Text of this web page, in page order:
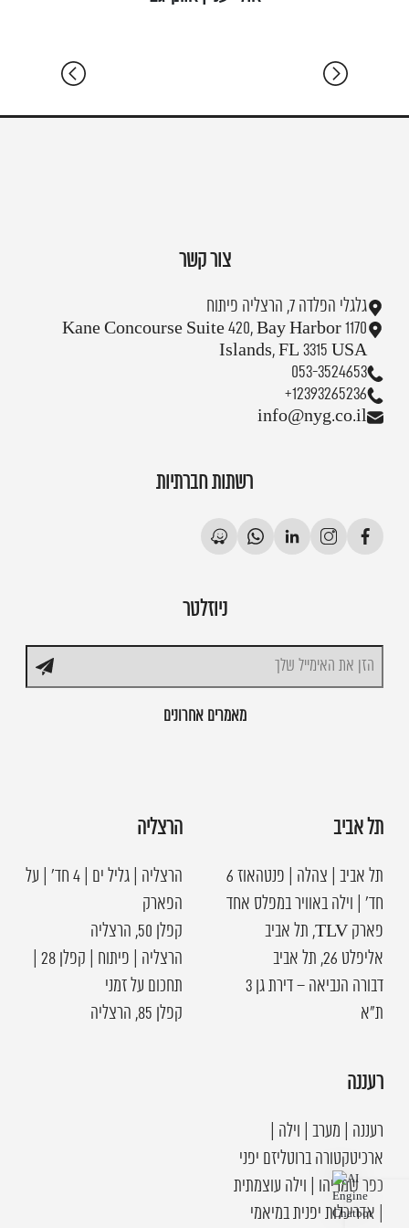
צור קשר
גלגלי הפלדה 7, הרצליה פיתוח
1170 Kane Concourse Suite 420, Bay Harbor
Islands, FL 3315 USA
053-3524653
+12393265236
info@nyg.co.il
רשתות חברתיות
ניוזלטר
מאמרים אחרונים
תל אביב
תל אביב | צהלה | פנטהאוז 6
חד׳ | וילה באוויר במפלס אחד
פארק TLV, תל אביב
אליפלט 26, תל אביב
דבורה הנביאה – דירת גן 3
ת"א
הרצליה
הרצליה | גליל ים | 4 חד׳ | על
הפארק
קפלן 50, הרצליה
תחכום על זמני
קפלן 85, הרצליה
רעננה
רעננה | מערב | וילה |
ארכיטקטורה ברוטליזם יפני
כפר שמריהו | וילה עוצמתית
| אדריכלות יפנית במיאמי